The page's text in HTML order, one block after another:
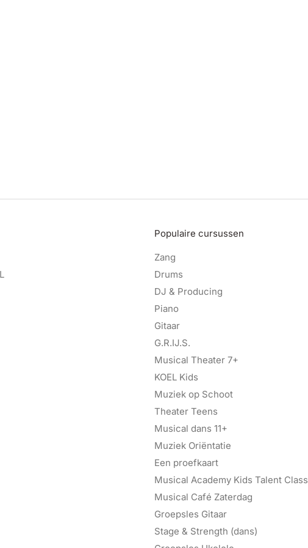
Populaire cursussen
Zang
Drums
DJ & Producing
Piano
Gitaar
G.R.IJ.S.
Musical Theater 7+
KOEL Kids
Muziek op Schoot
Theater Teens
Musical dans 11+
Muziek Oriëntatie
Een proefkaart
Musical Academy Kids Talent Class
Musical Café Zaterdag
Groepsles Gitaar
Stage & Strength (dans)